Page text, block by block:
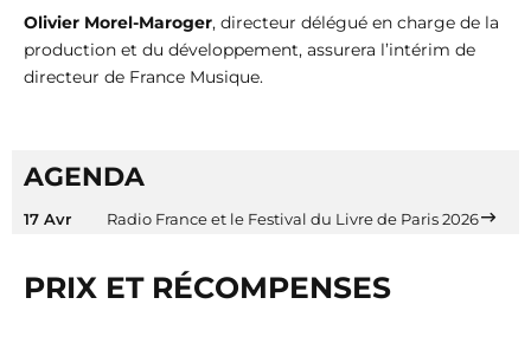
Olivier Morel-Maroger, directeur délégué en charge de la
production et du développement, assurera l’intérim de
directeur de France Musique.
AGENDA
17 Avr Radio France et le Festival du Livre de Paris 2026
PRIX ET RÉCOMPENSES